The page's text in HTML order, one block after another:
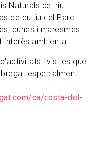
Naturals del riu
de cultiu del Parc
dunes i maresmes
interès ambiental.
i visites que
especialment
ca/costa-del-